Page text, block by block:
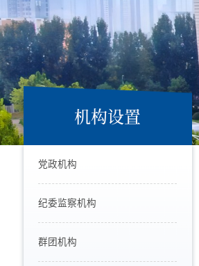
机构设置
党政机构
纪委监察机构
群团机构